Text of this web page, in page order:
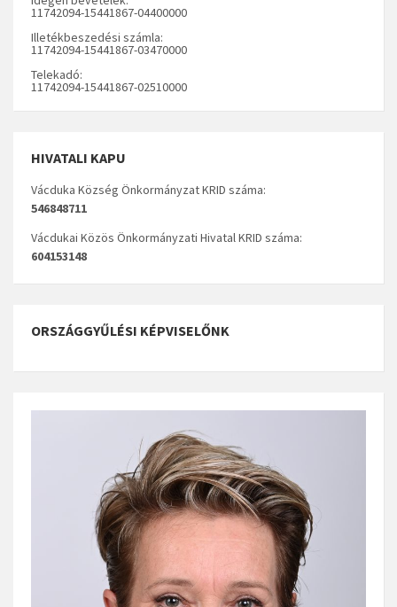
11742094-15441867-04400000
Illetékbeszedési számla:
11742094-15441867-03470000
Telekadó:
11742094-15441867-02510000
HIVATALI KAPU
Vácduka Község Önkormányzat KRID száma:
546848711
Vácdukai Közös Önkormányzati Hivatal KRID száma:
604153148
ORSZÁGGYŰLÉSI KÉPVISELŐNK